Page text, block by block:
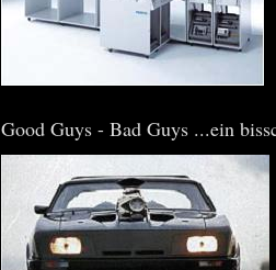
Good Guys - Bad Guys ...ein